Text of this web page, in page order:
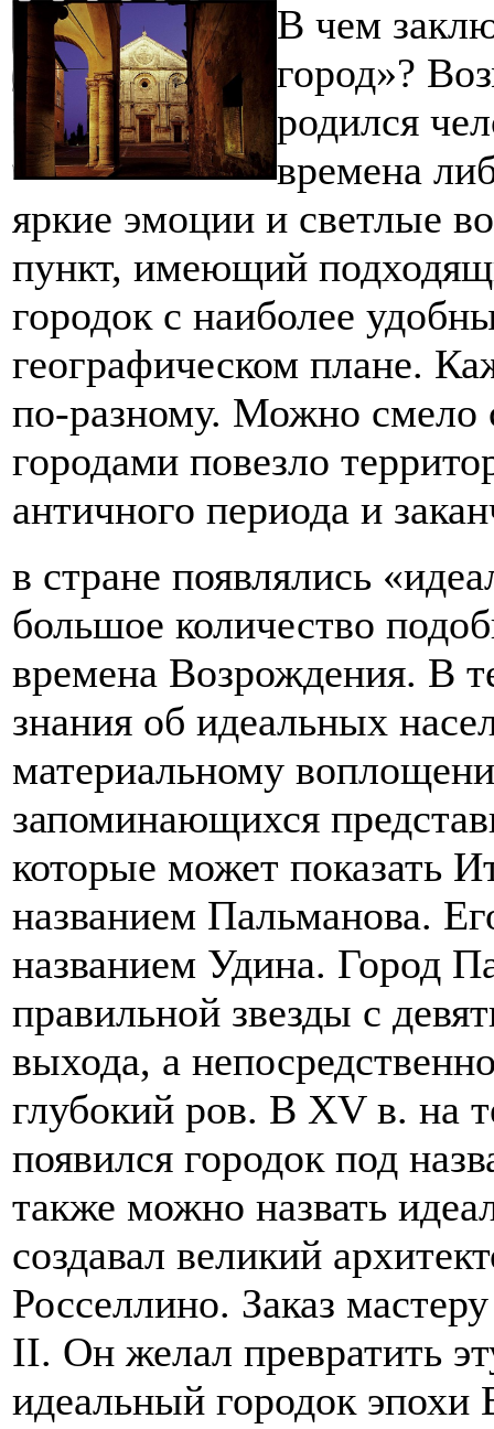
В чем
город»?
родился
времена
яркие эмоции и светлые
пункт, имеющий
городок с наиболее
географическом плане.
по-разному. Можно смело
городами повезло
античного периода и
в стране появлялись
большое количество
времена Возрождения. В
знания об идеальных
материальному
запоминающихся
которые может показать
названием Пальманова.
названием Удина. Город
правильной звезды с
выхода, а
глубокий ров. В XV в. на
появился городок под
также можно назвать
создавал великий
Росселлино. Заказ
II. Он желал превратить
идеальный городок